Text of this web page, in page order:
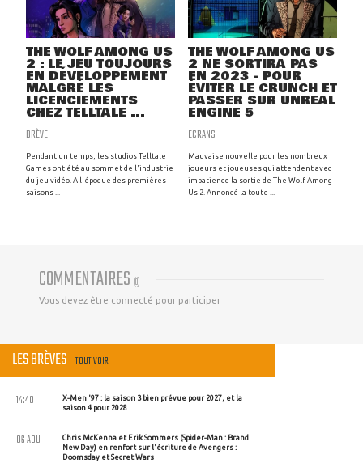
THE WOLF AMONG US
2 : LE JEU TOUJOURS
EN DÉVELOPPEMENT
MALGRÉ LES
LICENCIEMENTS
CHEZ TELLTALE ...
BRÈVE
Pendant un temps, les studios Telltale
Games ont été au sommet de l'industrie
du jeu vidéo. A l'époque des premières
saisons ...
THE WOLF AMONG US
2 NE SORTIRA PAS
EN 2023 - POUR
ÉVITER LE CRUNCH ET
PASSER SUR UNREAL
ENGINE 5
ECRANS
Mauvaise nouvelle pour les nombreux
joueurs et joueuses qui attendent avec
impatience la sortie de The Wolf Among
Us 2. Annoncé la toute ...
COMMENTAIRES (0)
Vous devez être connecté pour participer
LES BRÈVES TOUT VOIR
X-Men '97 : la saison 3 bien prévue pour 2027, et la
saison 4 pour 2028
14:40
Chris McKenna et Erik Sommers (Spider-Man : Brand
New Day) en renfort sur l'écriture de Avengers :
Doomsday et Secret Wars
06 AOU